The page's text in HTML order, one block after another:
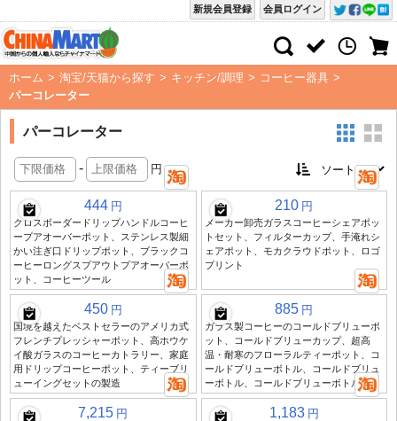
会員ログイン
新規会員登録
ホーム > 淘宝/天猫から探す > キッチン/調理 > コーヒー器具 >
パーコレーター
パーコレーター
- 円
444 円
クロスボーダードリップハンドルコーヒ
ープアオーバーポット、ステンレス製細
かい注ぎ口ドリップポット、ブラックコ
ーヒーロングスプアウトプアオーバーポ
ット、コーヒーツール
210 円
メーカー卸売ガラスコーヒーシェアポッ
トセット、フィルターカップ、手淹れシ
ェアポット、モカクラウドポット、ロゴ
プリント
450 円
国境を越えたベストセラーのアメリカ式
フレンチプレッシャーポット、高ホウケ
イ酸ガラスのコーヒーカトラリー、家庭
用ドリップコーヒーポット、ティーブリ
ューイングセットの製造
885 円
ガラス製コーヒーのコールドブリューポ
ット、コールドブリューカップ、超高
温・耐寒のフローラルティーポット、コ
ールドブリューボトル、コールドブリュ
ーボトル、コールドブリューボトル
7,215 円 1,183 円